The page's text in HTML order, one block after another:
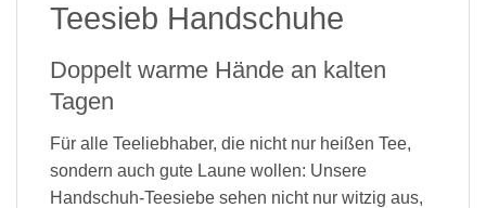
Teesieb Handschuhe
Doppelt warme Hände an kalten
Tagen
Für alle Teeliebhaber, die nicht nur heißen Tee,
sondern auch gute Laune wollen: Unsere
Handschuh-Teesiebe sehen nicht nur witzig aus,